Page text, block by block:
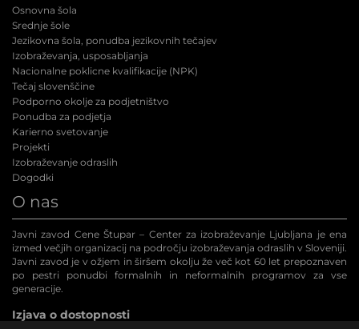
Osnovna šola
Srednje šole
Jezikovna šola, ponudba jezikovnih tečajev
Izobraževanja, usposabljanja
Nacionalne poklicne kvalifikacije (NPK)
Tečaj slovenščine
Podporno okolje za podjetništvo
Ponudba za podjetja
Karierno svetovanje
Projekti
Izobraževanje odraslih
Dogodki
O nas
Javni zavod Cene Štupar – Center za izobraževanje Ljubljana je ena
izmed večjih organizacij na področju izobraževanja odraslih v Sloveniji.
Javni zavod je v ožjem in širšem okolju že več kot 60 let prepoznaven
po pestri ponudbi formalnih in neformalnih programov za vse
generacije.
Izjava o dostopnosti